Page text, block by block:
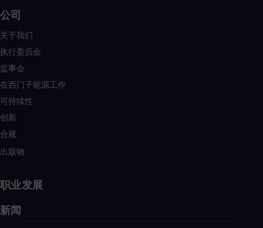
公司
关于我们
执行委员会
监事会
在西门子能源工作
可持续性
创新
合规
出版物
职业发展
新闻